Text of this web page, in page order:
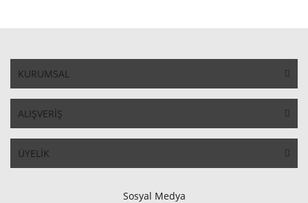
KURUMSAL
ALIŞVERİŞ
ÜYELİK
Sosyal Medya